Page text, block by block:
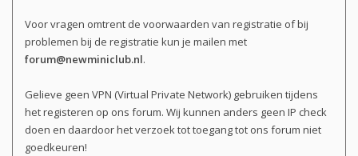
Voor vragen omtrent de voorwaarden van registratie of bij
problemen bij de registratie kun je mailen met
forum@newminiclub.nl.
Gelieve geen VPN (Virtual Private Network) gebruiken tijdens
het registeren op ons forum. Wij kunnen anders geen IP check
doen en daardoor het verzoek tot toegang tot ons forum niet
goedkeuren!